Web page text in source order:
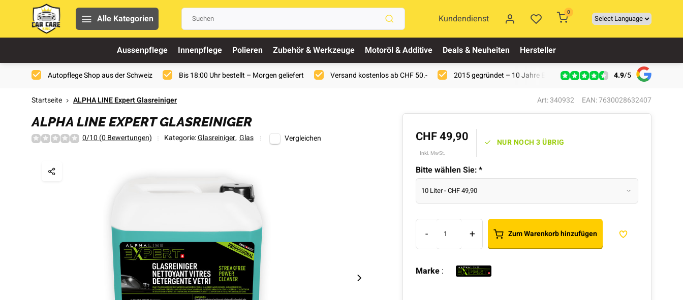
Alle Kategorien Kundendienst
0
Aussenpflege Innenpflege Polieren Zubehör & Werkzeuge Motoröl & Additive Deals & Neuheiten Hersteller
Autopflege Shop aus der Schweiz Bis 18:00 Uhr bestellt – Morgen geliefert Versand kostenlos ab CHF 50.- 2015 gegründet – 10 Jahre Erfahrung 4.9/5
Startseite ALPHA LINE Expert Glasreiniger Art: 340932 EAN: 7630028632407
ALPHA LINE EXPERT GLASREINIGER
0/10 (0 Bewertungen) Kategorie:Glasreiniger, Glas Vergleichen CHF 49,90
Inkl. MwSt.
NUR NOCH 3 ÜBRIG
Bitte wählen Sie:*
- + Zum Warenkorb hinzufügen
Marke :